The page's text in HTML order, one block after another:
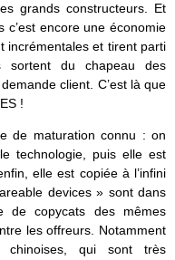
grands constructeurs. Et
c’est encore une économie
incrémentales et tirent parti
sortent du chapeau des
client. C’est là que
!
de maturation connu : on
technologie, puis elle est
elle est copiée à l’infini
devices » sont dans
de copycats des mêmes
les offreurs. Notamment
chinoises, qui sont très